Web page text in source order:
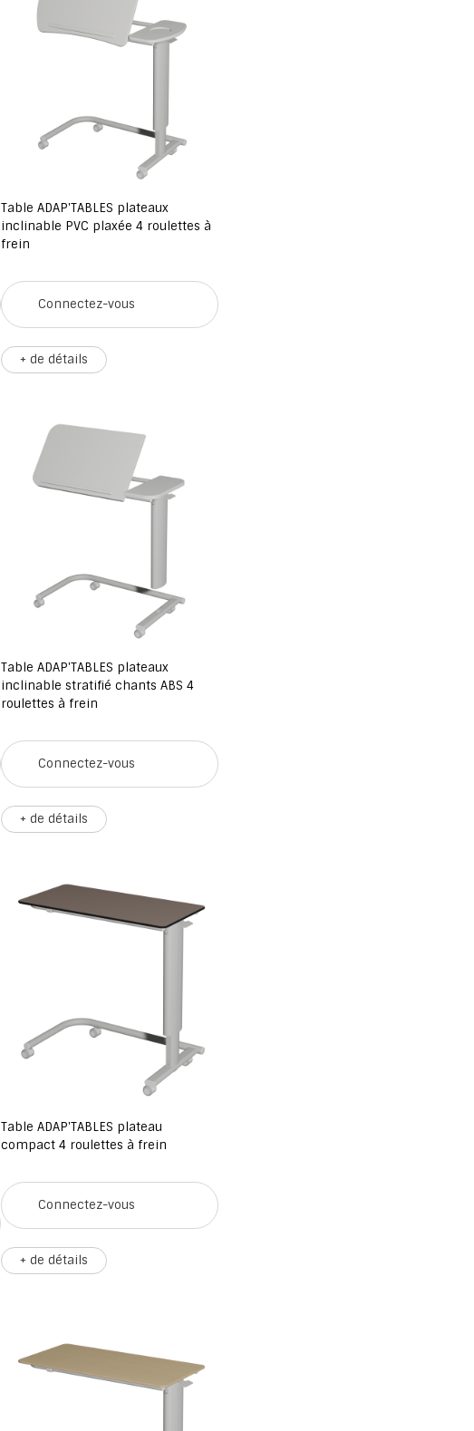
Table ADAP'TABLES plateaux
inclinable PVC plaxée 4 roulettes à
frein
Connectez-vous
+ de détails
Table ADAP'TABLES plateaux
inclinable stratifié chants ABS 4
roulettes à frein
Connectez-vous
+ de détails
Table ADAP'TABLES plateau
compact 4 roulettes à frein
Connectez-vous
+ de détails